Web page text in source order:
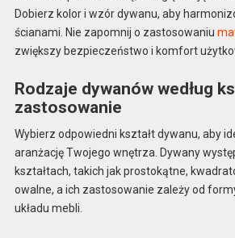
Dobierz kolor i wzór dywanu, aby
ścianami. Nie zapomnij o zastosowaniu
zwiększy bezpieczeństwo i komfort
Rodzaje dywanów według
zastosowanie
Wybierz odpowiedni kształt dywanu, aby
aranżację Twojego wnętrza. Dywany
kształtach, takich jak prostokątne,
owalne, a ich zastosowanie zależy od
układu mebli.